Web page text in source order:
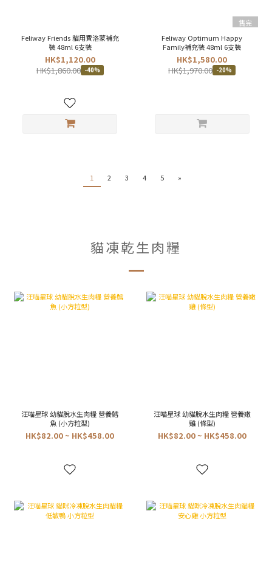
Feliway Friends 貓用費洛蒙補充
裝 48ml 6支裝
HK$1,120.00
HK$1,860.00 -40%
售完
Feliway Optimum Happy
Family補充裝 48ml 6支裝
HK$1,580.00
HK$1,970.00 -20%
1 2 3 4 5 »
貓凍乾生肉糧
汪喵星球 幼貓脫水生肉糧 營養鱈
魚 (小方粒型)
HK$82.00 ~ HK$458.00
汪喵星球 幼貓脫水生肉糧 營養嫩
雞 (條型)
HK$82.00 ~ HK$458.00